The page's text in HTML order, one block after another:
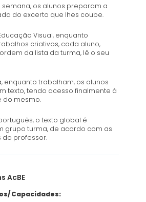
semana, os alunos preparam a
do excerto que lhes coube.
Visual, enquanto
criativos, cada aluno,
da lista da turma, lê o seu
enquanto trabalham, os alunos
texto, tendo acesso finalmente à
do mesmo.
o texto global é
grupo turma, de acordo com as
do professor.
AcBE
Capacidades: